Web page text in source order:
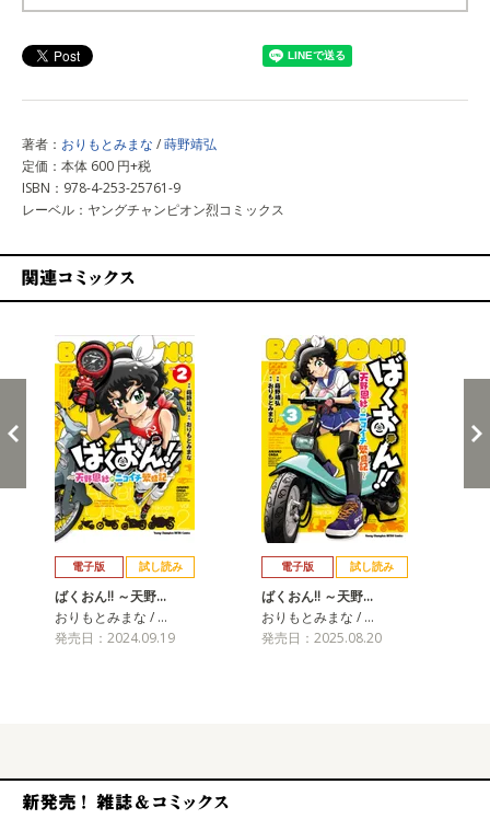
著者： おりもとみまな /蒔野靖弘
定価：本体 600 円+税
ISBN：978-4-253-25761-9
レーベル：ヤングチャンピオン烈コミックス
電子版 試し読み
ばくおん!! ～天野…
おりもとみまな / …
発売日：2024.09.19
電子版 試し読み
ばくおん!! ～天野…
おりもとみまな / …
発売日：2025.08.20